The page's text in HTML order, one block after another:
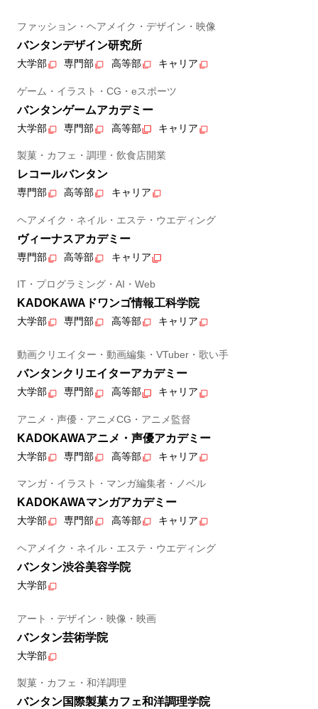
ファッション・ヘアメイク・デザイン・映像
バンタンデザイン研究所
大学部 専門部 高等部 キャリア
ゲーム・イラスト・CG・eスポーツ
バンタンゲームアカデミー
大学部 専門部 高等部 キャリア
製菓・カフェ・調理・飲食店開業
レコールバンタン
専門部 高等部 キャリア
ヘアメイク・ネイル・エステ・ウエディング
ヴィーナスアカデミー
専門部 高等部 キャリア
IT・プログラミング・AI・Web
KADOKAWAドワンゴ情報工科学院
大学部 専門部 高等部 キャリア
動画クリエイター・動画編集・VTuber・歌い手
バンタンクリエイターアカデミー
大学部 専門部 高等部 キャリア
アニメ・声優・アニメCG・アニメ監督
KADOKAWAアニメ・声優アカデミー
大学部 専門部 高等部 キャリア
マンガ・イラスト・マンガ編集者・ノベル
KADOKAWAマンガアカデミー
大学部 専門部 高等部 キャリア
ヘアメイク・ネイル・エステ・ウエディング
バンタン渋谷美容学院
大学部
アート・デザイン・映像・映画
バンタン芸術学院
大学部
製菓・カフェ・和洋調理
バンタン国際製菓カフェ和洋調理学院